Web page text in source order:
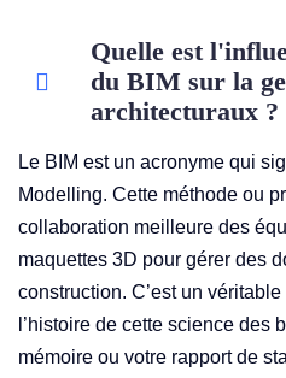
Quelle est
du BIM sur la
architecturaux ?
Le BIM est un acronyme qui
Modelling. Cette méthode ou
collaboration meilleure des
maquettes 3D pour gérer des
construction. C’est un
l’histoire de cette science des
mémoire ou votre rapport de